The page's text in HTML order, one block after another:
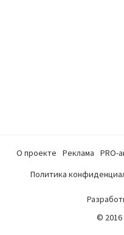
О проекте Реклама PRO-
Политика
©